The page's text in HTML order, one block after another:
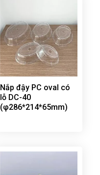
Nắp đậy PC oval có
lỗ DC-40
(φ286*214*65mm)